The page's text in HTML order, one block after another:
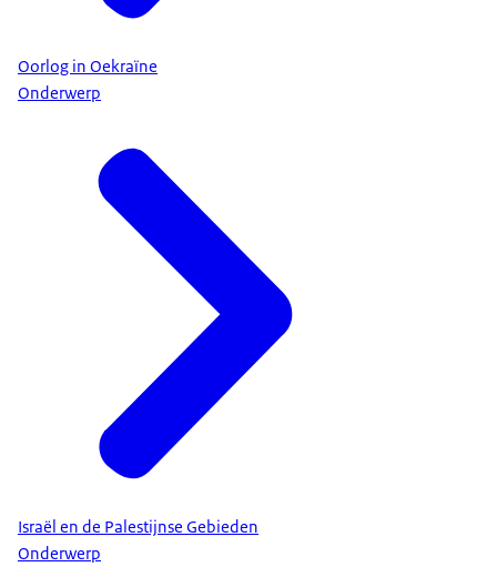
Oorlog in Oekraïne
Onderwerp
Israël en de Palestijnse Gebieden
Onderwerp